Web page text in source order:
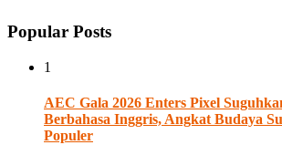
Popular Posts
1
AEC Gala 2026 Enters Pixel
Berbahasa Inggris, Angkat Budaya
Populer